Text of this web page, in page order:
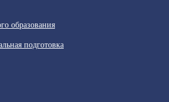
образования
подготовка